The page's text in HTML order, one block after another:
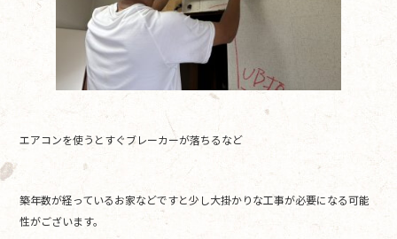
エアコンを使うとすぐブレーカーが落ちるなど
築年数が経っているお家などですと少し大掛かりな工事が必要になる可能
性がございます。